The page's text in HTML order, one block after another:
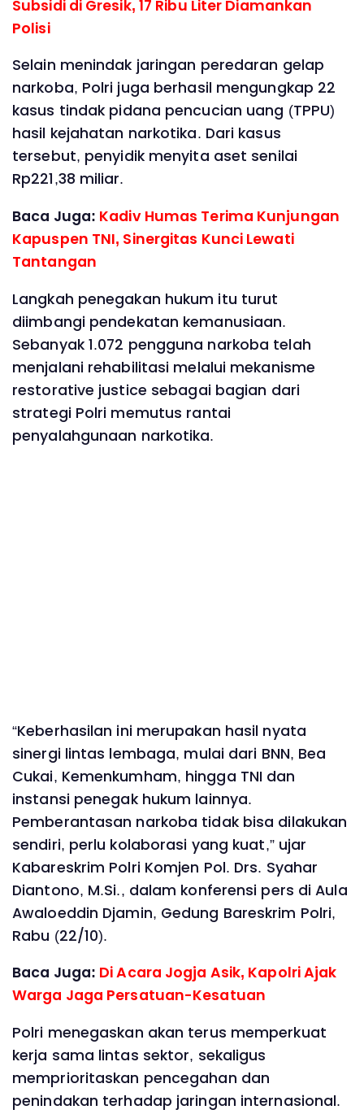
Subsidi di Gresik, 17 Ribu Liter Diamankan
Polisi
Selain menindak jaringan peredaran gelap
narkoba, Polri juga berhasil mengungkap 22
kasus tindak pidana pencucian uang (TPPU)
hasil kejahatan narkotika. Dari kasus
tersebut, penyidik menyita aset senilai
Rp221,38 miliar.
Baca Juga: Kadiv Humas Terima Kunjungan
Kapuspen TNI, Sinergitas Kunci Lewati
Tantangan
Langkah penegakan hukum itu turut
diimbangi pendekatan kemanusiaan.
Sebanyak 1.072 pengguna narkoba telah
menjalani rehabilitasi melalui mekanisme
restorative justice sebagai bagian dari
strategi Polri memutus rantai
penyalahgunaan narkotika.
“Keberhasilan ini merupakan hasil nyata
sinergi lintas lembaga, mulai dari BNN, Bea
Cukai, Kemenkumham, hingga TNI dan
instansi penegak hukum lainnya.
Pemberantasan narkoba tidak bisa dilakukan
sendiri, perlu kolaborasi yang kuat,” ujar
Kabareskrim Polri Komjen Pol. Drs. Syahar
Diantono, M.Si., dalam konferensi pers di Aula
Awaloeddin Djamin, Gedung Bareskrim Polri,
Rabu (22/10).
Baca Juga: Di Acara Jogja Asik, Kapolri Ajak
Warga Jaga Persatuan-Kesatuan
Polri menegaskan akan terus memperkuat
kerja sama lintas sektor, sekaligus
memprioritaskan pencegahan dan
penindakan terhadap jaringan internasional.